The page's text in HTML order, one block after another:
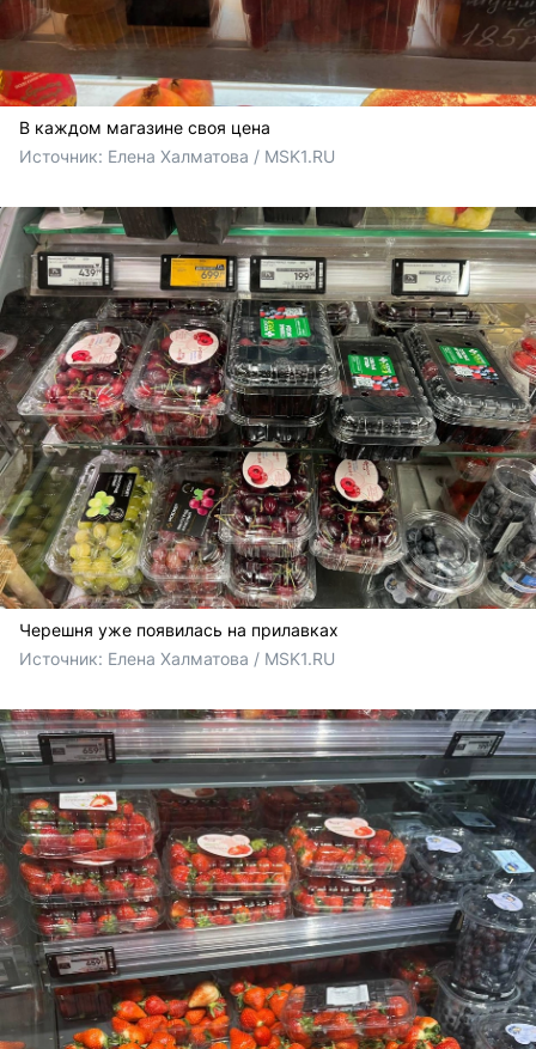
В каждом магазине своя цена
Источник: Елена Халматова / MSK1.RU
Черешня уже появилась на прилавках
Источник: Елена Халматова / MSK1.RU